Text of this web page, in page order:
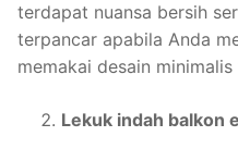
terdapat nuansa bersih
terpancar apabila Anda
memakai desain
Lekuk indah balkon